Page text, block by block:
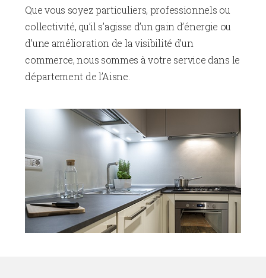
Que vous soyez particuliers, professionnels ou
collectivité, qu’il s’agisse d’un gain d’énergie ou
d’une amélioration de la visibilité d’un
commerce, nous sommes à votre service dans le
département de l’Aisne.